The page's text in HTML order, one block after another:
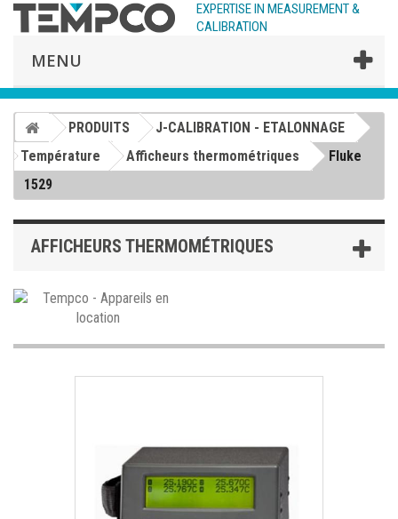
EXPERTISE IN MEASUREMENT &
CALIBRATION
MENU
PRODUITS
J-CALIBRATION - ETALONNAGE
Température
Afficheurs thermométriques
Fluke
1529
AFFICHEURS THERMOMÉTRIQUES